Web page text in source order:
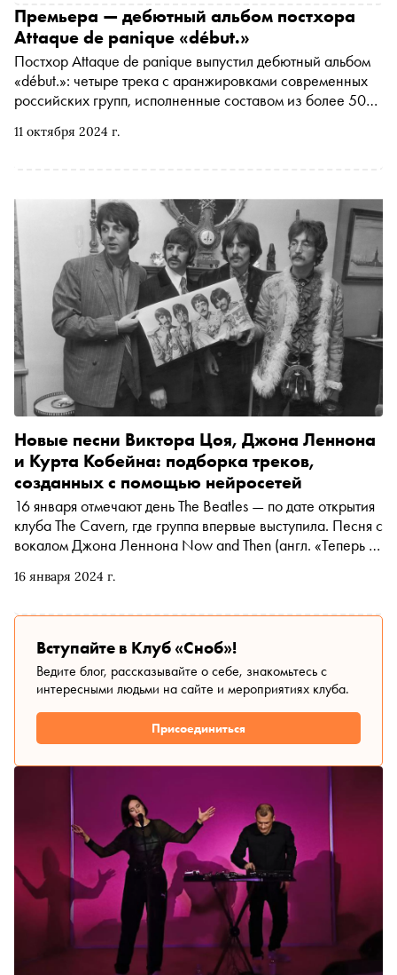
дочь Адель и фолк-музыкант Ринат Рамазанов. «Сноб»
поговорил с участниками группы об эпосе «Урал-батыр»,
сравнениях с АИГЕЛ и идеальных концертах
11 октября 2024 г.
Премьера — дебютный альбом постхора
Attaque de panique «début.»
Постхор Attaque de panique выпустил дебютный альбом
«début.»: четыре трека с аранжировками современных
российских групп, исполненные составом из более 50
16 января 2024 г.
Новые песни Виктора Цоя, Джона Леннона
и Курта Кобейна: подборка треков,
созданных с помощью нейросетей
16 января отмечают день The Beatles — по дате открытия
клуба The Cavern, где группа впервые выступила. Песня с
вокалом Джона Леннона Now and Then (англ. «Теперь и
четверки» и была сгенерирована при помощи
треков, в создании которых участвовал искусственный
интеллект
Вступайте в Клуб «Сноб»!
Ведите блог, рассказывайте о себе, знакомьтесь с
интересными людьми на сайте и мероприятиях клуба.
Присоединиться